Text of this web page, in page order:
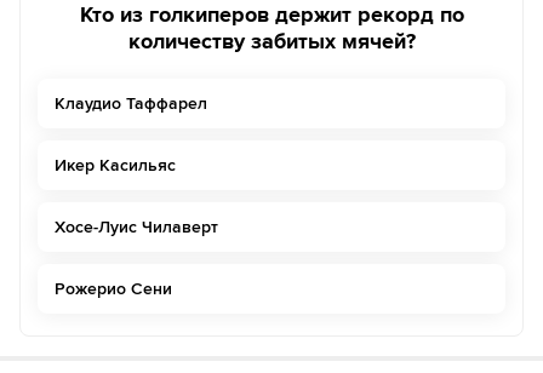
Кто из голкиперов держит рекорд по
количеству забитых мячей?
Клаудио Таффарел
Икер Касильяс
Хосе-Луис Чилаверт
Рожерио Сени